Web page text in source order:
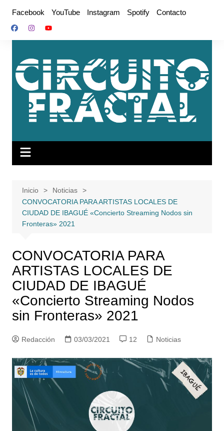
contenido
Facebook YouTube Instagram Spotify Contacto
Inicio
Noticias
CONVOCATORIA PARA ARTISTAS LOCALES DE
CIUDAD DE IBAGUÉ «Concierto Streaming Nodos sin
Fronteras» 2021
CONVOCATORIA PARA
ARTISTAS LOCALES DE
CIUDAD DE IBAGUÉ
«Concierto Streaming Nodos
sin Fronteras» 2021
Redacción 03/03/2021 12 Noticias